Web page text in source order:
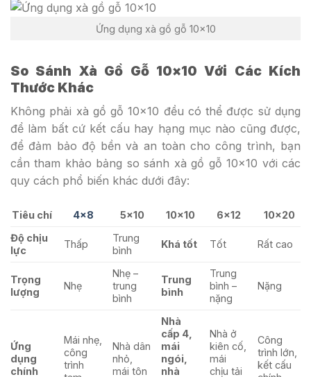
Ứng dụng xà gồ gỗ 10×10
So Sánh Xà Gồ Gỗ 10×10 Với Các Kích
Thước Khác
Không phải xà gồ gỗ 10×10 đều có thể được sử dụng
để làm bất cứ kết cấu hay hạng mục nào cũng được,
để đảm bảo độ bền và an toàn cho công trình, bạn
cần tham khảo bảng so sánh xà gồ gỗ 10×10 với các
quy cách phổ biến khác dưới đây:
Tiêu chí 4×8 5×10 10×10 6×12
10×20
Độ chịu
lực
Thấp
Trung
bình
Khá tốt Tốt Rất cao
Trọng
lượng
Nhẹ
Nhẹ –
trung
bình
Trung
bình
Trung
bình –
nặng
Nặng
Ứng
dụng
chính
Mái nhẹ,
công
trình
Nhà dân
nhỏ,
mái tôn
Nhà
cấp 4,
mái
ngói,
nhà
Nhà ở
kiên cố,
mái
chịu tải
Công
trình lớn,
kết cấu